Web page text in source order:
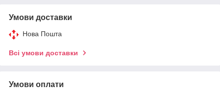
Умови доставки
Нова Пошта
Всі умови доставки
Умови оплати